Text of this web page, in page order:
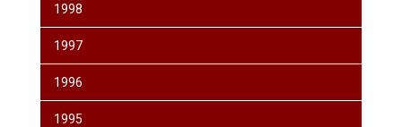
1998
1997
1996
1995